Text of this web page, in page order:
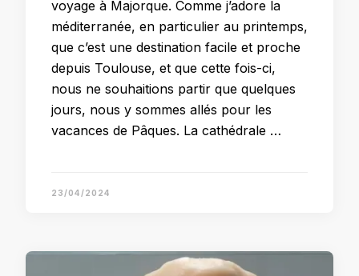
voyage à Majorque. Comme j’adore la
méditerranée, en particulier au printemps,
que c’est une destination facile et proche
depuis Toulouse, et que cette fois-ci,
nous ne souhaitions partir que quelques
jours, nous y sommes allés pour les
vacances de Pâques. La cathédrale …
23/04/2024